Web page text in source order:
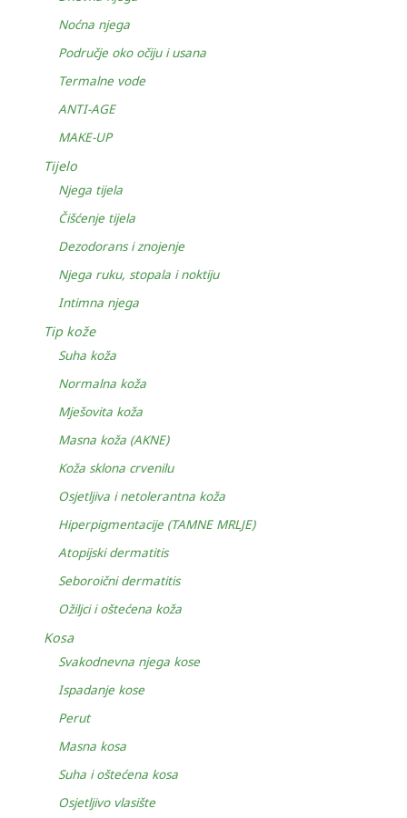
Noćna njega
Područje oko očiju i usana
Termalne vode
ANTI-AGE
MAKE-UP
Tijelo
Njega tijela
Čišćenje tijela
Dezodorans i znojenje
Njega ruku, stopala i noktiju
Intimna njega
Tip kože
Suha koža
Normalna koža
Mješovita koža
Masna koža (AKNE)
Koža sklona crvenilu
Osjetljiva i netolerantna koža
Hiperpigmentacije (TAMNE MRLJE)
Atopijski dermatitis
Seboroični dermatitis
Ožiljci i oštećena koža
Kosa
Svakodnevna njega kose
Ispadanje kose
Perut
Masna kosa
Suha i oštećena kosa
Osjetljivo vlasište